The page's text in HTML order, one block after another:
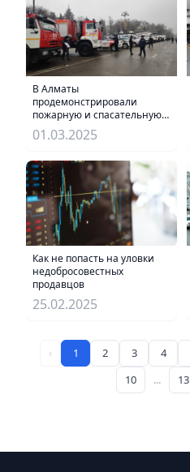
В Алматы
продемонстрировали
пожарную и спасательную
технику
01.03.2025
Как не попасть на уловки
недобросовестных
продавцов
25.02.2025
‹ 1 2 3 4
10
... 13